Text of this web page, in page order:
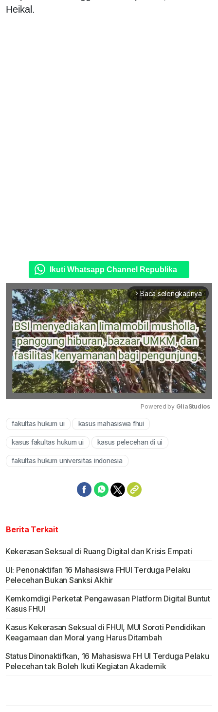
Heikal.
Ikuti Whatsapp Channel Republika
arrow_forward_ios Baca selengkapnya
Powered by GliaStudios
fakultas hukum ui kasus mahasiswa fhui
kasus fakultas hukum ui kasus pelecehan di ui
fakultas hukum universitas indonesia
Berita Terkait
Kekerasan Seksual di Ruang Digital dan Krisis Empati
UI: Penonaktifan 16 Mahasiswa FHUI Terduga Pelaku
Pelecehan Bukan Sanksi Akhir
Kemkomdigi Perketat Pengawasan Platform Digital Buntut
Kasus FHUI
Kasus Kekerasan Seksual di FHUI, MUI Soroti Pendidikan
Keagamaan dan Moral yang Harus Ditambah
Status Dinonaktifkan, 16 Mahasiswa FH UI Terduga Pelaku
Pelecehan tak Boleh Ikuti Kegiatan Akademik